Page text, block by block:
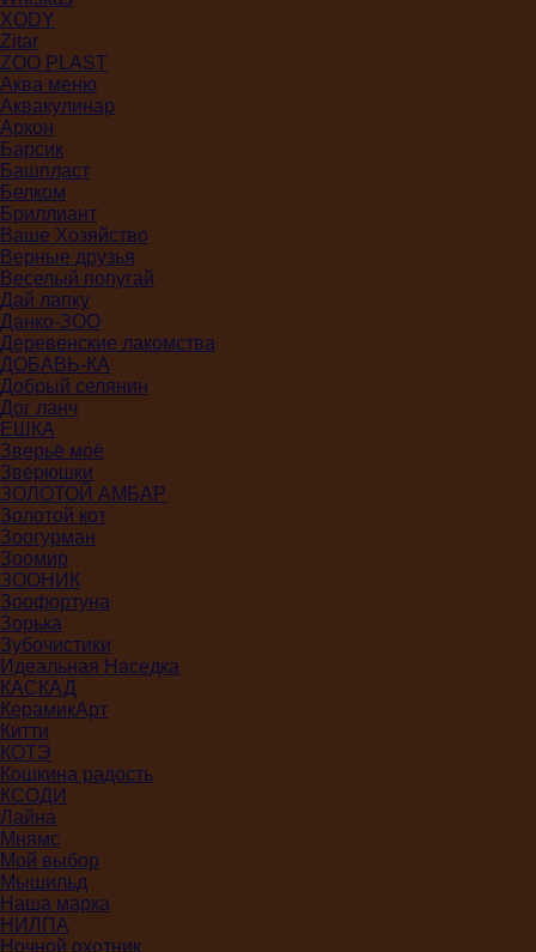
XODY
Zitar
ZOO PLAST
Аква меню
Аквакулинар
Аркон
Барсик
Башпласт
Белком
Бриллиант
Ваше Хозяйство
Верные друзья
Веселый попугай
Дай лапку
Данко-ЗОО
Деревенские лакомства
ДОБАВЬ-КА
Добрый селянин
Дог ланч
ЕШКА
Зверьё моё
Зверюшки
ЗОЛОТОЙ АМБАР
Золотой кот
Зоогурман
Зоомир
ЗООНИК
Зоофортуна
Зорька
Зубочистики
Идеальная Наседка
КАСКАД
КерамикАрт
Китти
КОТЭ
Кошкина радость
КСОДИ
Лайна
Мнямс
Мой выбор
Мышильд
Наша марка
НИЛПА
Ночной охотник